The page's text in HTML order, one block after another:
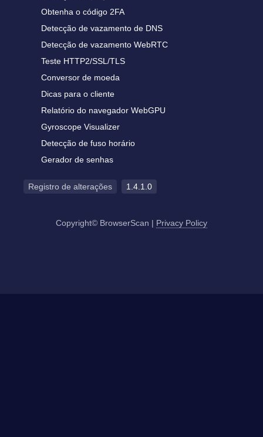
Obtenha o código 2FA
Detecção de vazamento de DNS
Detecção de vazamento WebRTC
Teste HTTP2/SSL/TLS
Conversor de moeda
Dicas para o cliente
Relatório do navegador WebGPU
Gyroscope Visualizer
Detecção de fuso horário
Gerador de senhas
Registro de alterações 1.4.1.0
Copyright© BrowserScan | Privacy Policy